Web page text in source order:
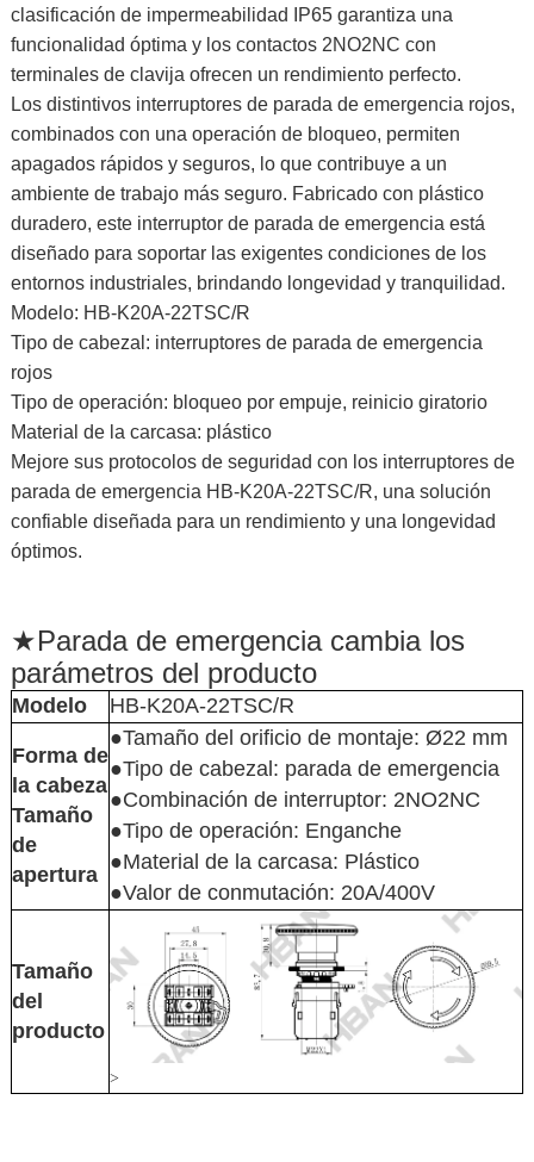
clasificación de impermeabilidad IP65 garantiza una
funcionalidad óptima y los contactos 2NO2NC con
terminales de clavija ofrecen un rendimiento perfecto.
Los distintivos interruptores de parada de emergencia rojos,
combinados con una operación de bloqueo, permiten
apagados rápidos y seguros, lo que contribuye a un
ambiente de trabajo más seguro. Fabricado con plástico
duradero, este interruptor de parada de emergencia está
diseñado para soportar las exigentes condiciones de los
entornos industriales, brindando longevidad y tranquilidad.
Modelo: HB-K20A-22TSC/R
Tipo de cabezal: interruptores de parada de emergencia
rojos
Tipo de operación: bloqueo por empuje, reinicio giratorio
Material de la carcasa: plástico
Mejore sus protocolos de seguridad con los interruptores de
parada de emergencia HB-K20A-22TSC/R, una solución
confiable diseñada para un rendimiento y una longevidad
óptimos.
★Parada de emergencia cambia los
parámetros del producto
Modelo HB-K20A-22TSC/R
Forma de
la cabeza
Tamaño
de
apertura
●Tamaño del orificio de montaje: Ø22 mm
●Tipo de cabezal: parada de emergencia
●Combinación de interruptor: 2NO2NC
●Tipo de operación: Enganche
●Material de la carcasa: Plástico
●Valor de conmutación: 20A/400V
Tamaño
del
producto
>